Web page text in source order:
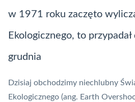
w 1971 roku zaczęto
Ekologicznego, to
grudnia
Dzisiaj obchodzimy niechlubny
Ekologicznego (ang. Earth